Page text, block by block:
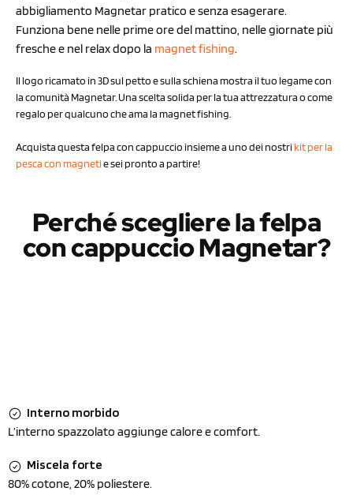
abbigliamento Magnetar pratico e senza esagerare.
Funziona bene nelle prime ore del mattino, nelle giornate più
fresche e nel relax dopo la magnet fishing.
Il logo ricamato in 3D sul petto e sulla schiena mostra il tuo legame con
la comunità Magnetar. Una scelta solida per la tua attrezzatura o come
regalo per qualcuno che ama la magnet fishing.
Acquista questa felpa con cappuccio insieme a uno dei nostrikit per la
pesca con magnetie sei pronto a partire!
Perché scegliere la felpa
con cappuccio Magnetar?
Interno morbido
L’interno spazzolato aggiunge calore e comfort.
Miscela forte
80% cotone, 20% poliestere.